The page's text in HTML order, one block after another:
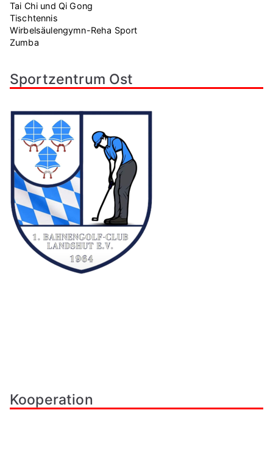
Tai Chi und Qi Gong
Tischtennis
Wirbelsäulengymn-Reha Sport
Zumba
Sportzentrum Ost
Kooperation